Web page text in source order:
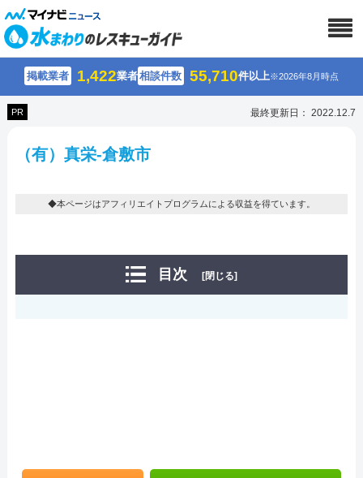
掲載業者 1,422業者相談件数 55,710件以上※2026年8月時点
PR 最終更新日： 2022.12.7
（有）真栄-倉敷市
◆本ページはアフィリエイトプログラムによる収益を得ています。
目次 [閉じる]